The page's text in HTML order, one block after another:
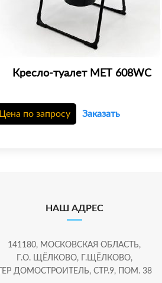
Кресло-туалет МЕТ 608WC
Цена по запросу Заказать
НАШ АДРЕС
141180, МОСКОВСКАЯ ОБЛАСТЬ,
Г.О. ЩЁЛКОВО, Г.ЩЁЛКОВО,
ТЕР ДОМОСТРОИТЕЛЬ, СТР.9, ПОМ. 38